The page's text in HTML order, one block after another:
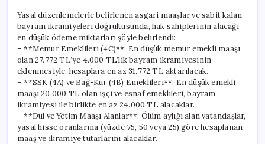
Yasal düzenlemelerle belirlenen asgari maaşlar ve sabit kalan
bayram ikramiyeleri doğrultusunda, hak sahiplerinin alacağı
en düşük ödeme miktarları şöyle belirlendi:
– **Memur Emeklileri (4C)**: En düşük memur emekli maaşı
olan 27.772 TL’ye 4.000 TL’lik bayram ikramiyesinin
eklenmesiyle, hesaplara en az 31.772 TL aktarılacak.
– **SSK (4A) ve Bağ-Kur (4B) Emeklileri**: En düşük emekli
maaşı 20.000 TL olan işçi ve esnaf emeklileri, bayram
ikramiyesi ile birlikte en az 24.000 TL alacaklar.
– **Dul ve Yetim Maaşı Alanlar**: Ölüm aylığı alan vatandaşlar,
yasal hisse oranlarına (yüzde 75, 50 veya 25) göre hesaplanan
maaş ve ikramiye tutarlarını alacaklar.